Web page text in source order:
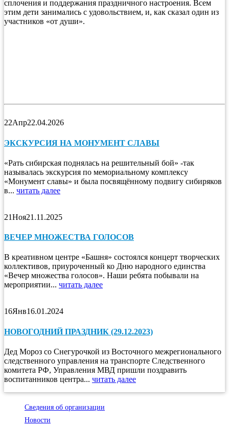
сплочения и поддержания праздничного настроения. Всем
этим дети занимались с удовольствием, и, как сказал один из
участников «от души».
22Апр22.04.2026
ЭКСКУРСИЯ НА МОНУМЕНТ СЛАВЫ
«Рать сибирская поднялась на решительный бой» -так
называлась экскурсия по мемориальному комплексу
«Монумент славы» и была посвящённому подвигу сибиряков
в... читать далее
21Ноя21.11.2025
ВЕЧЕР МНОЖЕСТВА ГОЛОСОВ
В креативном центре «Башня» состоялся концерт творческих
коллективов, приуроченный ко Дню народного единства
«Вечер множества голосов». Наши ребята побывали на
мероприятии... читать далее
16Янв16.01.2024
НОВОГОДНИЙ ПРАЗДНИК (29.12.2023)
Дед Мороз со Снегурочкой из Восточного межрегионального
следственного управления на транспорте Следственного
комитета РФ, Управления МВД пришли поздравить
воспитанников центра... читать далее
Сведения об организации
Новости